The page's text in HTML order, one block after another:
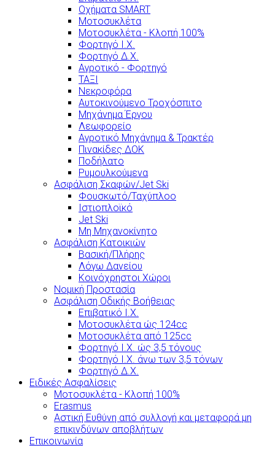
Οχήματα SMART
Μοτοσυκλέτα
Μοτοσυκλέτα - Κλοπή 100%
Φορτηγό Ι.Χ.
Φορτηγό Δ.Χ.
Αγροτικό - Φορτηγό
ΤΑΞΙ
Νεκροφόρα
Αυτοκινούμενο Τροχόσπιτο
Μηχάνημα Έργου
Λεωφορείο
Αγροτικό Μηχάνημα & Τρακτέρ
Πινακίδες ΔΟΚ
Ποδήλατο
Ρυμουλκούμενα
Ασφάλιση Σκαφών/Jet Ski
Φουσκωτό/Ταχύπλοο
Ιστιοπλοϊκό
Jet Ski
Μη Μηχανοκίνητο
Ασφάλιση Κατοικιών
Βασική/Πλήρης
Λόγω Δανείου
Κοινόχρηστοι Χώροι
Νομική Προστασία
Ασφάλιση Οδικής Βοήθειας
Επιβατικό Ι.Χ.
Μοτοσυκλέτα ώς 124cc
Μοτοσυκλέτα από 125cc
Φορτηγό Ι.Χ. ώς 3,5 τόνους
Φορτηγό Ι.Χ. άνω των 3,5 τόνων
Φορτηγό Δ.Χ.
Ειδικές Ασφαλίσεις
Μοτοσυκλέτα - Κλοπή 100%
Erasmus
Αστική Ευθύνη από συλλογή και μεταφορά μη
επικινδύνων αποβλήτων
Επικοινωνία